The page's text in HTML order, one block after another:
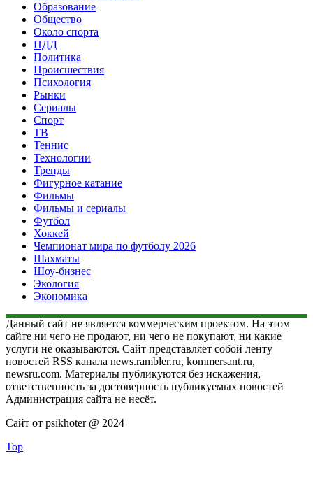
Образование
Общество
Около спорта
ПДД
Политика
Происшествия
Психология
Рынки
Сериалы
Спорт
ТВ
Теннис
Технологии
Тренды
Фигурное катание
Фильмы
Фильмы и сериалы
Футбол
Хоккей
Чемпионат мира по футболу 2026
Шахматы
Шоу-бизнес
Экология
Экономика
Данный сайт не является коммерческим проектом. На этом
сайте ни чего не продают, ни чего не покупают, ни какие
услуги не оказываются. Сайт представляет собой ленту
новостей RSS канала news.rambler.ru, kommersant.ru,
newsru.com. Материалы публикуются без искажения,
ответственность за достоверность публикуемых новостей
Администрация сайта не несёт.
Сайт от psikhoter @ 2024
Top